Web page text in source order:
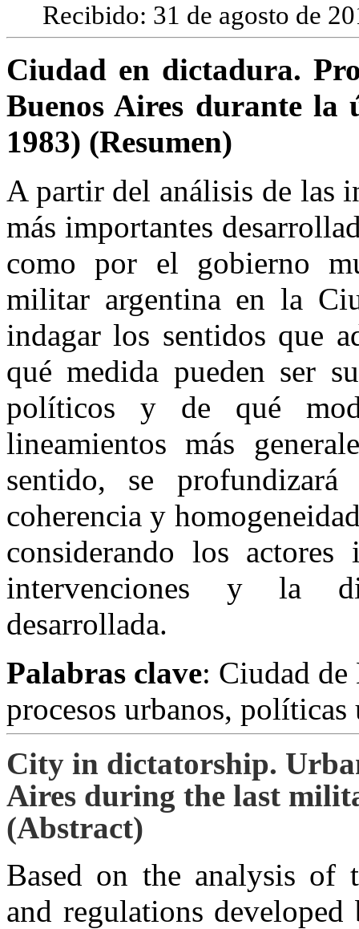
Recibido: 31 de agosto de
Ciudad en dictadura.
Buenos Aires durante
1983) (Resumen)
A partir del análisis de las
más importantes
como por el gobierno
militar argentina en la
indagar los sentidos que
qué medida pueden ser
políticos y de qué
lineamientos más
sentido, se
coherencia y
considerando los
intervenciones y la
desarrollada.
Palabras clave: Ciudad de
procesos urbanos, políticas
City in dictatorship.
Aires during the last
(Abstract)
Based on the analysis of
and regulations